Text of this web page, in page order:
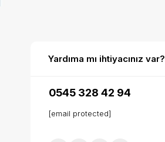
Yardıma mı ihtiyacınız var?
0545 328 42 94
[email protected]